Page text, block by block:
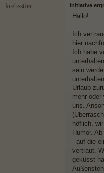
krebsstier Initiative
Hallo!
Ich
hier
Ich habe
sein
Urlaub
mehr oder
uns.
höflich,
Humor.
- auf die
vertraut.
geküsst